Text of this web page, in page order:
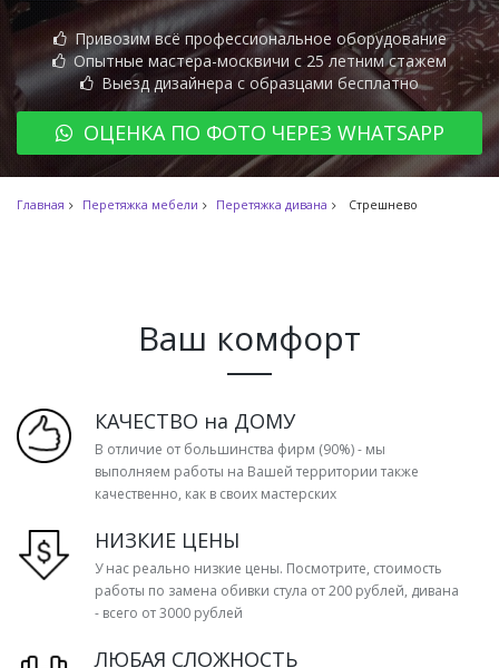
Привозим всё профессиональное оборудование
Опытные мастера-москвичи с 25 летним стажем
Выезд дизайнера с образцами бесплатно
ОЦЕНКА ПО ФОТО ЧЕРЕЗ WHATSAPP
Главная Перетяжка мебели Перетяжка дивана Стрешнево
Ваш комфорт
КАЧЕСТВО на ДОМУ
В отличие от большинства фирм (90%) - мы
выполняем работы на Вашей территории также
качественно, как в своих мастерских
НИЗКИЕ ЦЕНЫ
У нас реально низкие цены. Посмотрите, стоимость
работы по замена обивки стула от 200 рублей, дивана
- всего от 3000 рублей
ЛЮБАЯ СЛОЖНОСТЬ